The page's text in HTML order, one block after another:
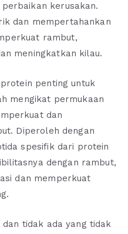
kerusakan.
dan mempertahankan
rambut,
meningkatkan kilau.
penting untuk
mengikat permukaan
dan
Diperoleh dengan
spesifik dari protein
dengan rambut,
dan memperkuat
dan tidak ada yang tidak